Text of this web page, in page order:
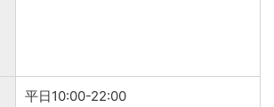
平日10:00-22:00